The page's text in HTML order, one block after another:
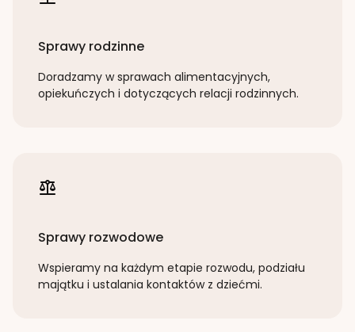
Sprawy rodzinne
Doradzamy w sprawach alimentacyjnych,
opiekuńczych i dotyczących relacji rodzinnych.
Sprawy rozwodowe
Wspieramy na każdym etapie rozwodu, podziału
majątku i ustalania kontaktów z dziećmi.